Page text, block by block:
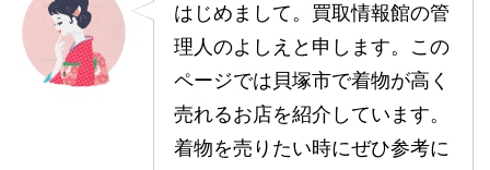
はじめまして。買取情報館の管
理人のよしえと申します。この
ページでは貝塚市で着物が高く
売れるお店を紹介しています。
着物を売りたい時にぜひ参考に